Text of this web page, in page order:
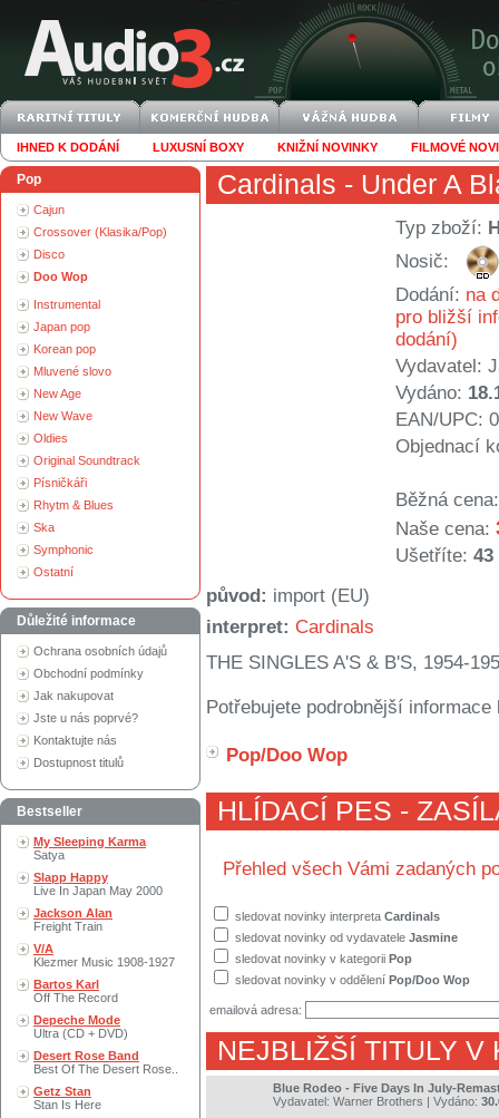
IHNED K DODÁNÍ LUXUSNÍ BOXY KNIŽNÍ NOVINKY FILMOVÉ
Pop
Cajun
Crossover (Klasika/Pop)
Disco
Doo Wop
Instrumental
Japan pop
Korean pop
Mluvené slovo
New Age
New Wave
Oldies
Original Soundtrack
Písničkáři
Rhytm & Blues
Ska
Symphonic
Ostatní
Důležité informace
Ochrana osobních údajů
Obchodní podmínky
Jak nakupovat
Jste u nás poprvé?
Kontaktujte nás
Dostupnost titulů
Bestseller
My Sleeping Karma
Satya
Slapp Happy
Live In Japan May 2000
Jackson Alan
Freight Train
V/A
Klezmer Music 1908-1927
Bartos Karl
Off The Record
Depeche Mode
Ultra (CD + DVD)
Desert Rose Band
Best Of The Desert Rose..
Getz Stan
Stan Is Here
Cardinals - Under A
Typ zboží:
Nosič:
Dodání: na
pro bližší
dodání)
Vydavatel:
Vydáno:
EAN/UPC:
Objednací
Běžná cena:
Naše cena:
Ušetříte: 43
původ: import (EU)
interpret: Cardinals
THE SINGLES A'S & B'S, 1954-
Potřebujete podrobnější
Pop/Doo Wop
HLÍDACÍ PES -
Přehled všech Vámi zadaných
sledovat novinky interpreta Cardinals
sledovat novinky od vydavatele Jasmine
sledovat novinky v kategorii Pop
sledovat novinky v oddělení Pop/Doo Wop
emailová adresa:
NEJBLIŽŠÍ TITULY V
Blue Rodeo - Five Days In July-
Vydavatel: Warner Brothers | Vydáno: